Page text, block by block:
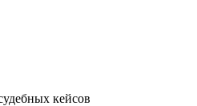
кейсов